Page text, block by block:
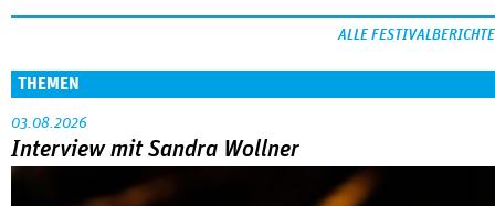
ALLE FESTIVALBERICHTE
THEMEN
03.08.2026
Interview mit Sandra Wollner